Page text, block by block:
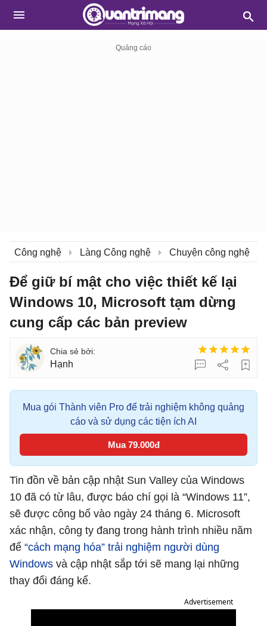
Công nghệ Làng Công nghệ Chuyện công nghệ
Để giữ bí mật cho việc thiết kế lại
Windows 10, Microsoft tạm dừng
cung cấp các bản preview
Hạnh
Mua gói Thành viên Pro để trải nghiệm không quảng
cáo và sử dụng các tiện ích AI
Mua 79.000đ
Tin đồn về bản cập nhật Sun Valley của Windows
10 đã có từ lâu, được báo chí gọi là “Windows 11”,
sẽ được công bố vào ngày 24 tháng 6. Microsoft
xác nhận, công ty đang trong hành trình nhiều năm
để “cách mạng hóa” trải nghiệm người dùng
Windows và cập nhật sắp tới sẽ mang lại những
thay đổi đáng kể.
Advertisement